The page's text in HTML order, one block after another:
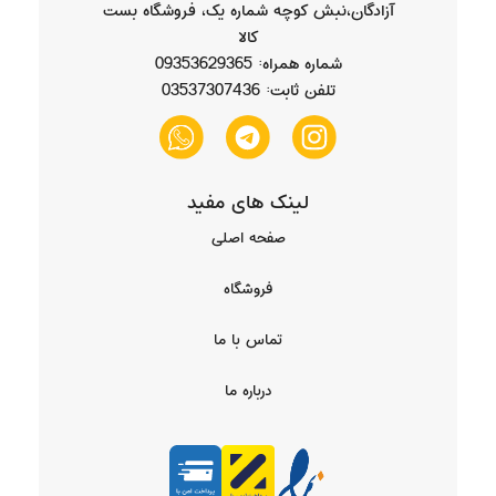
آزادگان،نبش کوچه شماره یک، فروشگاه بست
کالا
شماره همراه: 09353629365
تلفن ثابت: 03537307436
لینک های مفید
صفحه اصلی
فروشگاه
تماس با ما
درباره ما